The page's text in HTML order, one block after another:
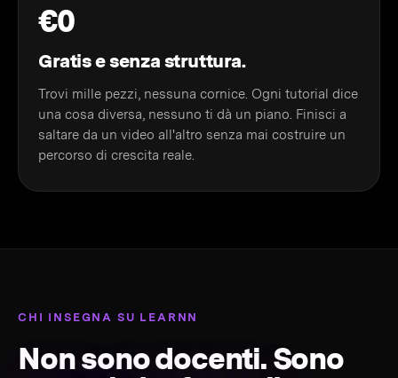
€0
Gratis e senza struttura.
Trovi mille pezzi, nessuna cornice. Ogni tutorial dice
una cosa diversa, nessuno ti dà un piano. Finisci a
saltare da un video all'altro senza mai costruire un
percorso di crescita reale.
CHI INSEGNA SU LEARNN
Non sono docenti. Sono